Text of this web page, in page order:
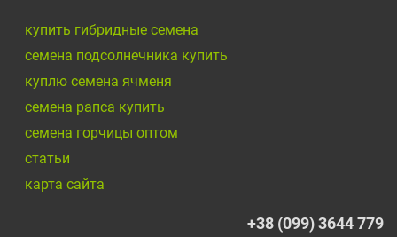
купить гибридные семена
семена подсолнечника купить
куплю семена ячменя
семена рапса купить
семена горчицы оптом
cтатьи
карта сайта
+38 (099) 3644 779